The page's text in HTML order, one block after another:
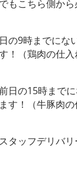
số lượng
VÀO GIỎ
もこちら側から
の9時までにな
！（鶏肉の仕
日の15時まで
す！（牛豚肉
タッフデリバ